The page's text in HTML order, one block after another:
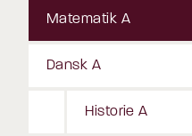
Matematik A
Dansk A
Historie A